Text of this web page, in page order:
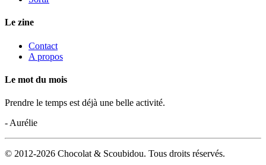
Le zine
Contact
A propos
Le mot du mois
Prendre le temps est déjà une belle activité.
- Aurélie
© 2012-2026 Chocolat & Scoubidou. Tous droits réservés.